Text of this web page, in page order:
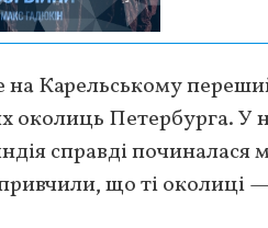
на Карельському
околиць Петербурга.
справді
що ті околиці